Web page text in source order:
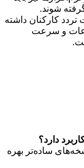
شوند.
کارکنان داشته
و سرعت
ساده‌تر بهره